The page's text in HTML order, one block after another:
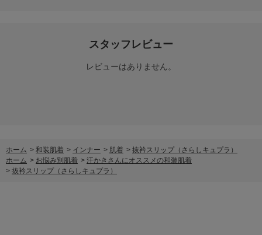
スタッフレビュー
レビューはありません。
ホーム > 和装肌着 > インナー > 肌着 > 抜衿スリップ（さらしキュプラ）
ホーム > お悩み別肌着 > 汗かきさんにオススメの和装肌着
> 抜衿スリップ（さらしキュプラ）